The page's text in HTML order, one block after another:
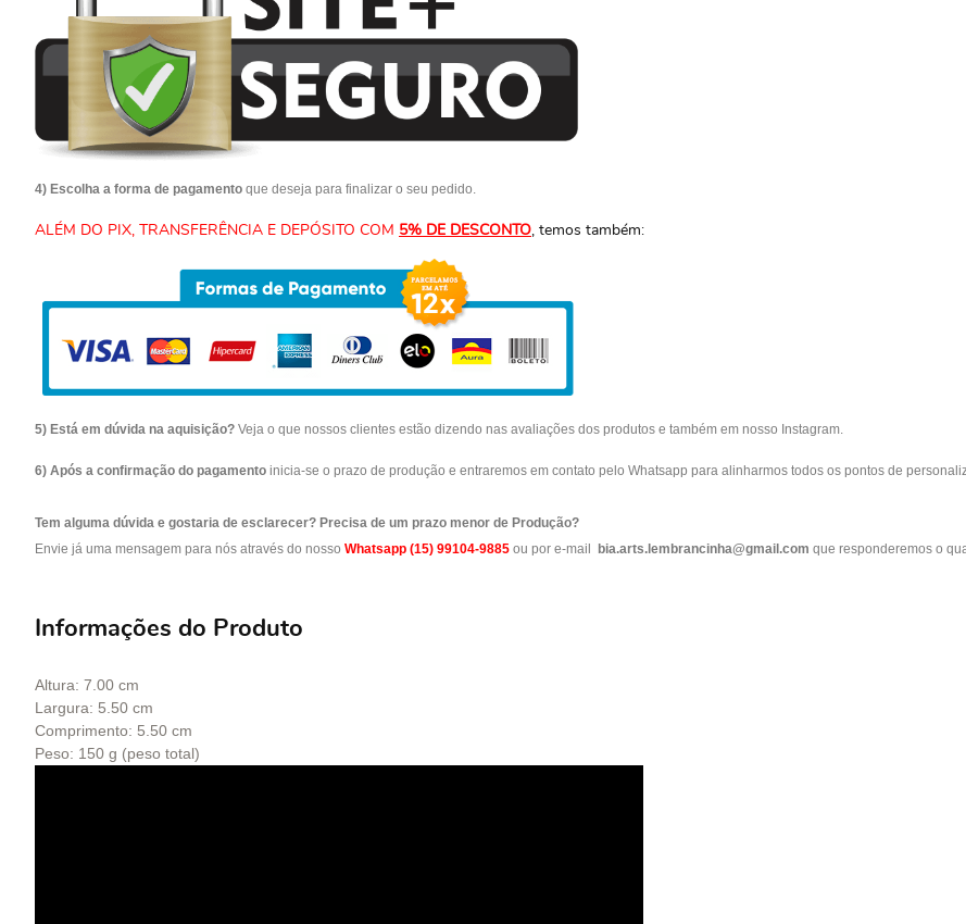
4) Escolha a forma de pagamento que deseja para finalizar o seu pedido.
ALÉM DO PIX, TRANSFERÊNCIA E DEPÓSITO COM 5% DE DESCONTO, temos também:
5) Está em dúvida na aquisição? Veja o que nossos clientes estão dizendo nas avaliações dos produtos e também em nosso Instagram.
6) Após a confirmação do pagamento inicia-se o prazo de produção e entraremos em contato pelo Whatsapp para alinharmos todos os pontos de
Tem alguma dúvida e gostaria de esclarecer? Precisa de um prazo menor de Produção?
Envie já uma mensagem para nós através do nosso Whatsapp (15) 99104-9885 ou por e-mail bia.arts.lembrancinha@gmail.com que responderemos o
Informações do Produto
Altura: 7.00 cm
Largura: 5.50 cm
Comprimento: 5.50 cm
Peso: 150 g (peso total)